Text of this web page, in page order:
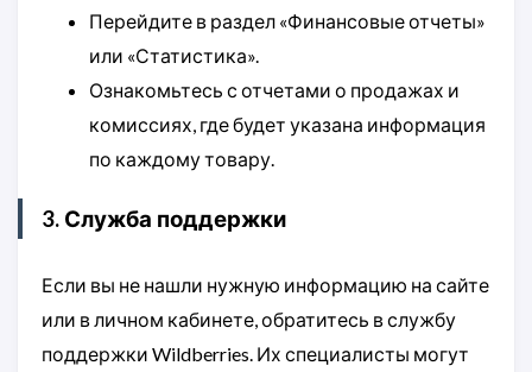
Перейдите в раздел «Финансовые отчеты»
или «Статистика».
Ознакомьтесь с отчетами о продажах и
комиссиях, где будет указана информация
по каждому товару.
3. Служба поддержки
Если вы не нашли нужную информацию на сайте
или в личном кабинете, обратитесь в службу
поддержки Wildberries. Их специалисты могут